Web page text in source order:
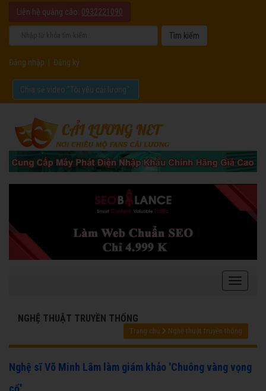
Liên hệ quảng cáo: 0932221090
Đăng nhập Đăng ký
Chia sẻ video "Tôi yêu cải lương".
NGHỆ THUẬT TRUYỀN THỐNG
Trang chủ Nghệ thuật truyền thống
Nghệ sĩ Võ Minh Lâm làm giám khảo 'Chuông vàng vọng
cổ'